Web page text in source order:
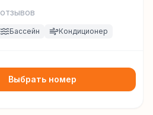
отзывов
Бассейн Кондиционер
Выбрать номер